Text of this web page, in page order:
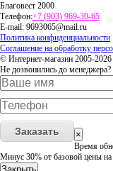
Благовест 2000
Телефон:+7 (903) 969-30-65
E-mail: 9693065@mail.ru
Политика конфиденциальности
Соглашение на обработку
© Интернет-магазин 2005-
Не дозвонились до
Заказать ×
Время
Минус 30% от базовой цены